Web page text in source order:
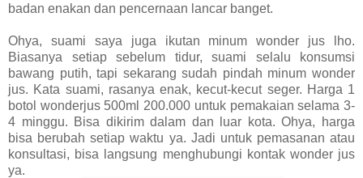
badan enakan dan pencernaan lancar banget.
Ohya, suami saya juga ikutan minum wonder jus lho.
Biasanya setiap sebelum tidur, suami selalu konsumsi
bawang putih, tapi sekarang sudah pindah minum wonder
jus. Kata suami, rasanya enak, kecut-kecut seger. Harga 1
botol wonderjus 500ml 200.000 untuk pemakaian selama 3-
4 minggu. Bisa dikirim dalam dan luar kota. Ohya, harga
bisa berubah setiap waktu ya. Jadi untuk pemasanan atau
konsultasi, bisa langsung menghubungi kontak wonder jus
ya.